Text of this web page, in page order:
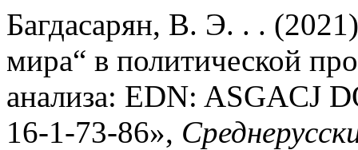
Багдасарян, В. Э. . .
мира“ в политической
анализа: EDN: ASGACJ
16-1-73-86»,